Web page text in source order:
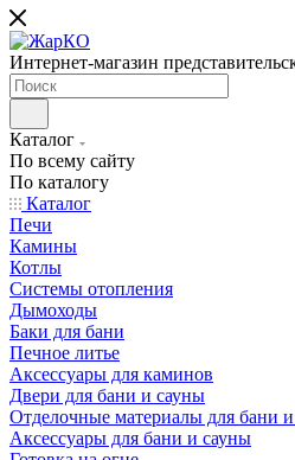
Интернет-магазин
Каталог
По всему сайту
По каталогу
Каталог
Печи
Камины
Котлы
Системы отопления
Дымоходы
Баки для бани
Печное литье
Аксессуары для каминов
Двери для бани и сауны
Отделочные материалы для бани
Аксессуары для бани и сауны